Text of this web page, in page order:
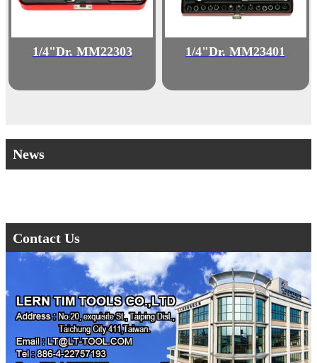
1/4"Dr. MM22303 1/4"Dr. MM23401
News
Contact Us